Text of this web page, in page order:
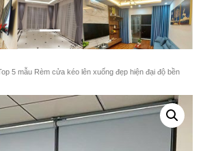
5 mẫu Rèm cửa kéo lên xuống đẹp hiện đại độ bền